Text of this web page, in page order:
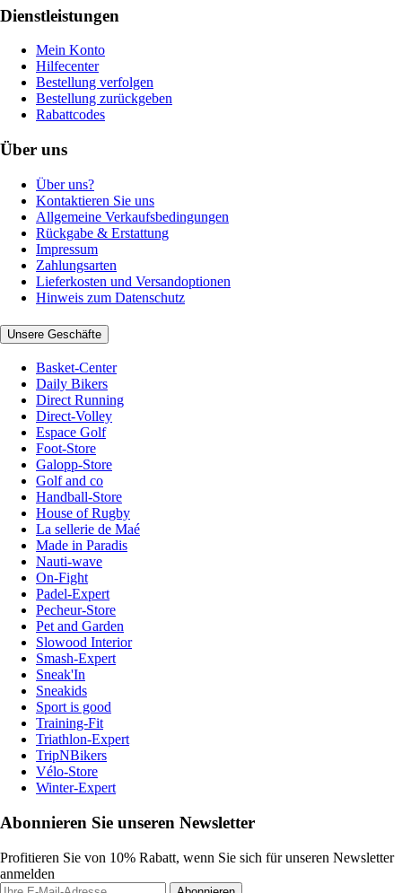
Dienstleistungen
Mein Konto
Hilfecenter
Bestellung verfolgen
Bestellung zurückgeben
Rabattcodes
Über uns
Über uns?
Kontaktieren Sie uns
Allgemeine Verkaufsbedingungen
Rückgabe & Erstattung
Impressum
Zahlungsarten
Lieferkosten und Versandoptionen
Hinweis zum Datenschutz
Unsere Geschäfte
Basket-Center
Daily Bikers
Direct Running
Direct-Volley
Espace Golf
Foot-Store
Galopp-Store
Golf and co
Handball-Store
House of Rugby
La sellerie de Maé
Made in Paradis
Nauti-wave
On-Fight
Padel-Expert
Pecheur-Store
Pet and Garden
Slowood Interior
Smash-Expert
Sneak'In
Sneakids
Sport is good
Training-Fit
Triathlon-Expert
TripNBikers
Vélo-Store
Winter-Expert
Abonnieren Sie unseren Newsletter
Profitieren Sie von 10% Rabatt, wenn Sie sich für unseren Newsletter
anmelden